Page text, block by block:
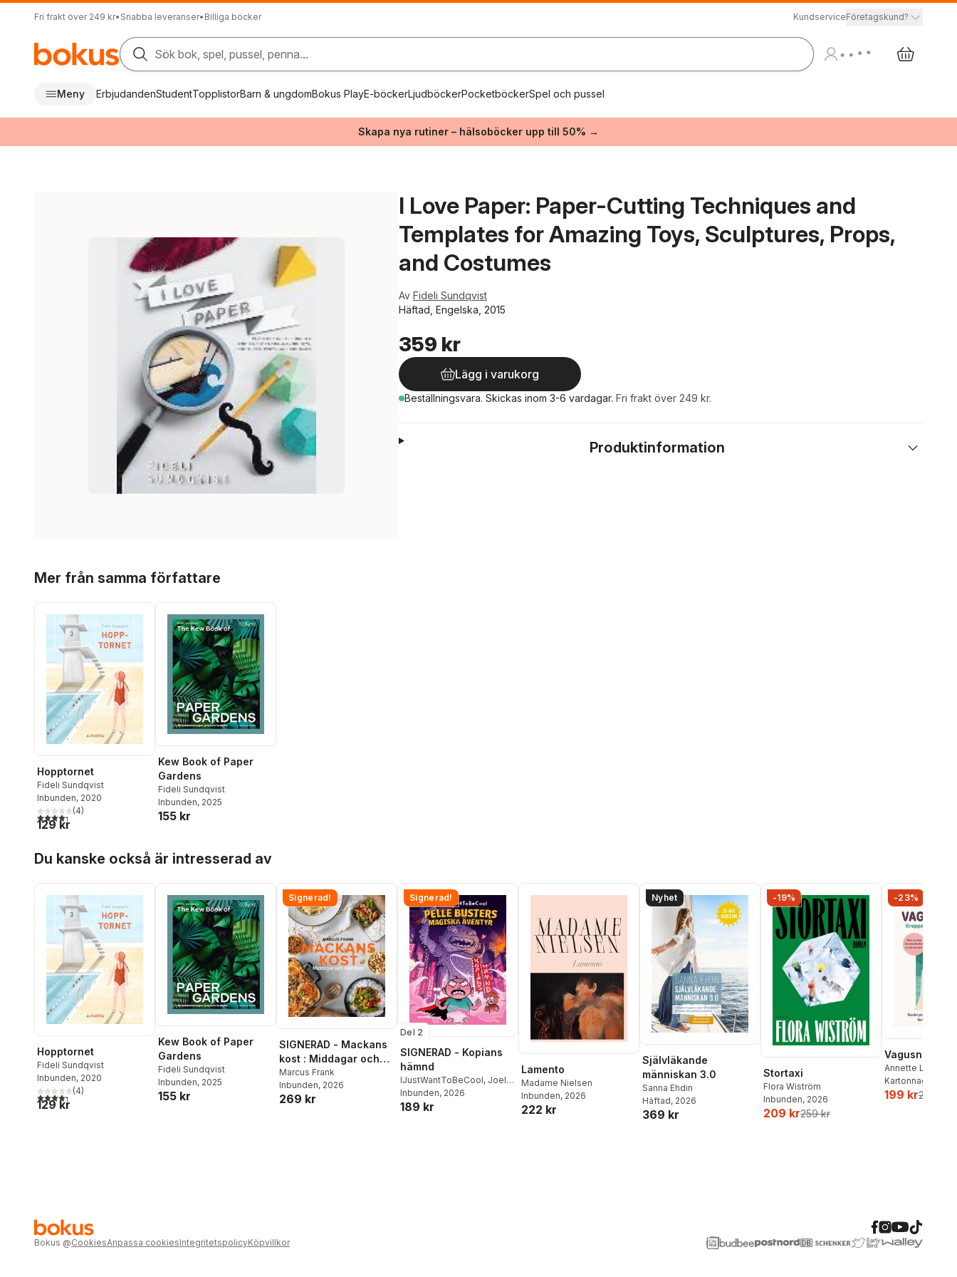
Fri frakt över 249 kr• Snabba leveranser• Billiga böcker KundserviceFöretagskund?
Sök bok, spel, pussel, penna...
Meny ErbjudandenStudentTopplistorBarn & ungdomBokus PlayE-böckerLjudböckerPocketböckerSpel och pussel
Skapa nya rutiner – hälsoböcker upp till 50% →
I Love Paper: Paper-Cutting Techniques and
Templates for Amazing Toys, Sculptures, Props,
and Costumes
Av Fideli Sundqvist
Häftad, Engelska, 2015
359 kr
Lägg i varukorg
Beställningsvara. Skickas inom 3-6 vardagar. Fri frakt över 249 kr.
Produktinformation
Mer från samma författare
Hopptornet
Fideli Sundqvist
Inbunden, 2020
4,3utav 5 stjärnor. Totalt antal röster:
(4)
129 kr
Kew Book of Paper
Gardens
Fideli Sundqvist
Inbunden, 2025
155 kr
Du kanske också är intresserad av
Hopptornet
Fideli Sundqvist
Inbunden, 2020
4,3utav 5 stjärnor. Totalt antal röster:
(4)
129 kr
Kew Book of Paper
Gardens
Fideli Sundqvist
Inbunden, 2025
155 kr
Signerad!
SIGNERAD - Mackans
kost : Middagar och
matlådor
Marcus Frank
Inbunden, 2026
269 kr
Signerad!
Del 2
SIGNERAD - Kopians
hämnd
IJustWantToBeCool, Joel
Adolphson,Emil Ejdemo
Beer ,Victor Beer
Inbunden, 2026
189 kr
Lamento
Madame Nielsen
Inbunden, 2026
222 kr
Nyhet
Självläkande
människan 3.0
Sanna Ehdin
Häftad, 2026
369 kr
-19%
Stortaxi
Flora Wiström
Inbunden, 2026
209 kr259 kr
-23%
Vagusnerven
Annette Løno
Kartonnage
199 kr259 kr
Bokus @CookiesAnpassa cookiesIntegritetspolicyKöpvillkor